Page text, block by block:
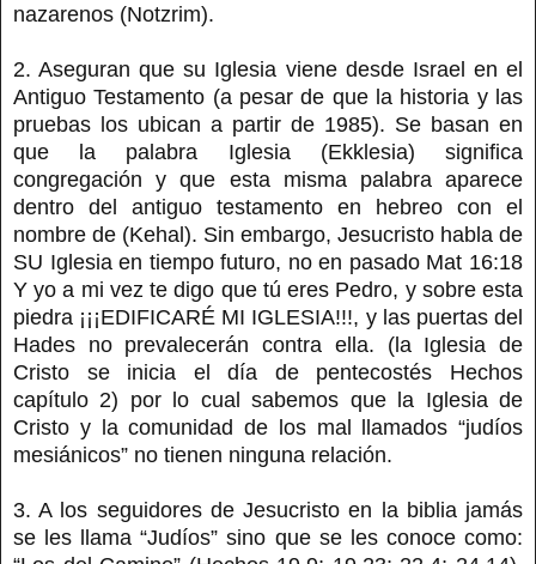
nazarenos (Notzrim).
2. Aseguran que su Iglesia viene desde Israel en el
Antiguo Testamento (a pesar de que la historia y las
pruebas los ubican a partir de 1985). Se basan en
que la palabra Iglesia (Ekklesia) significa
congregación y que esta misma palabra aparece
dentro del antiguo testamento en hebreo con el
nombre de (Kehal). Sin embargo, Jesucristo habla de
SU Iglesia en tiempo futuro, no en pasado Mat 16:18
Y yo a mi vez te digo que tú eres Pedro, y sobre esta
piedra ¡¡¡EDIFICARÉ MI IGLESIA!!!, y las puertas del
Hades no prevalecerán contra ella. (la Iglesia de
Cristo se inicia el día de pentecostés Hechos
capítulo 2) por lo cual sabemos que la Iglesia de
Cristo y la comunidad de los mal llamados “judíos
mesiánicos” no tienen ninguna relación.
3. A los seguidores de Jesucristo en la biblia jamás
se les llama “Judíos” sino que se les conoce como: